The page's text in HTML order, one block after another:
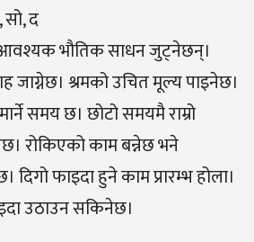
द
आवश्यक भौतिक साधन जुट्नेछन्।
जाग्नेछ। श्रमको उचित मूल्य पाइनेछ।
समय छ। छोटो समयमै राम्रो
रोकिएको काम बन्नेछ भने
फाइदा हुने काम प्रारम्भ होला।
उठाउन सकिनेछ।